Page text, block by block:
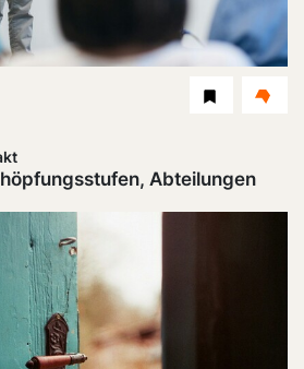
Abteilungen